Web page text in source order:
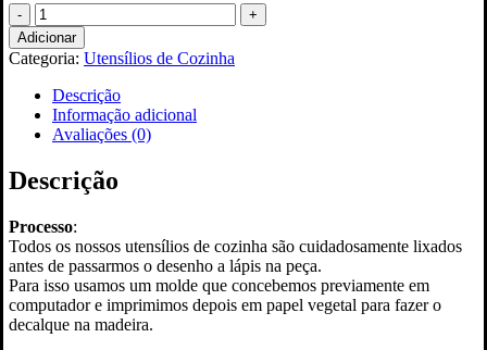
Quantidade
de
Colher
de
Madeira
"Stir
Wars"
Stormtropper
Adicionar
Categoria: Utensílios de Cozinha
Descrição
Informação adicional
Avaliações (0)
Descrição
Processo:
Todos os nossos utensílios de cozinha são cuidadosamente lixados
antes de passarmos o desenho a lápis na peça.
Para isso usamos um molde que concebemos previamente em
computador e imprimimos depois em papel vegetal para fazer o
decalque na madeira.